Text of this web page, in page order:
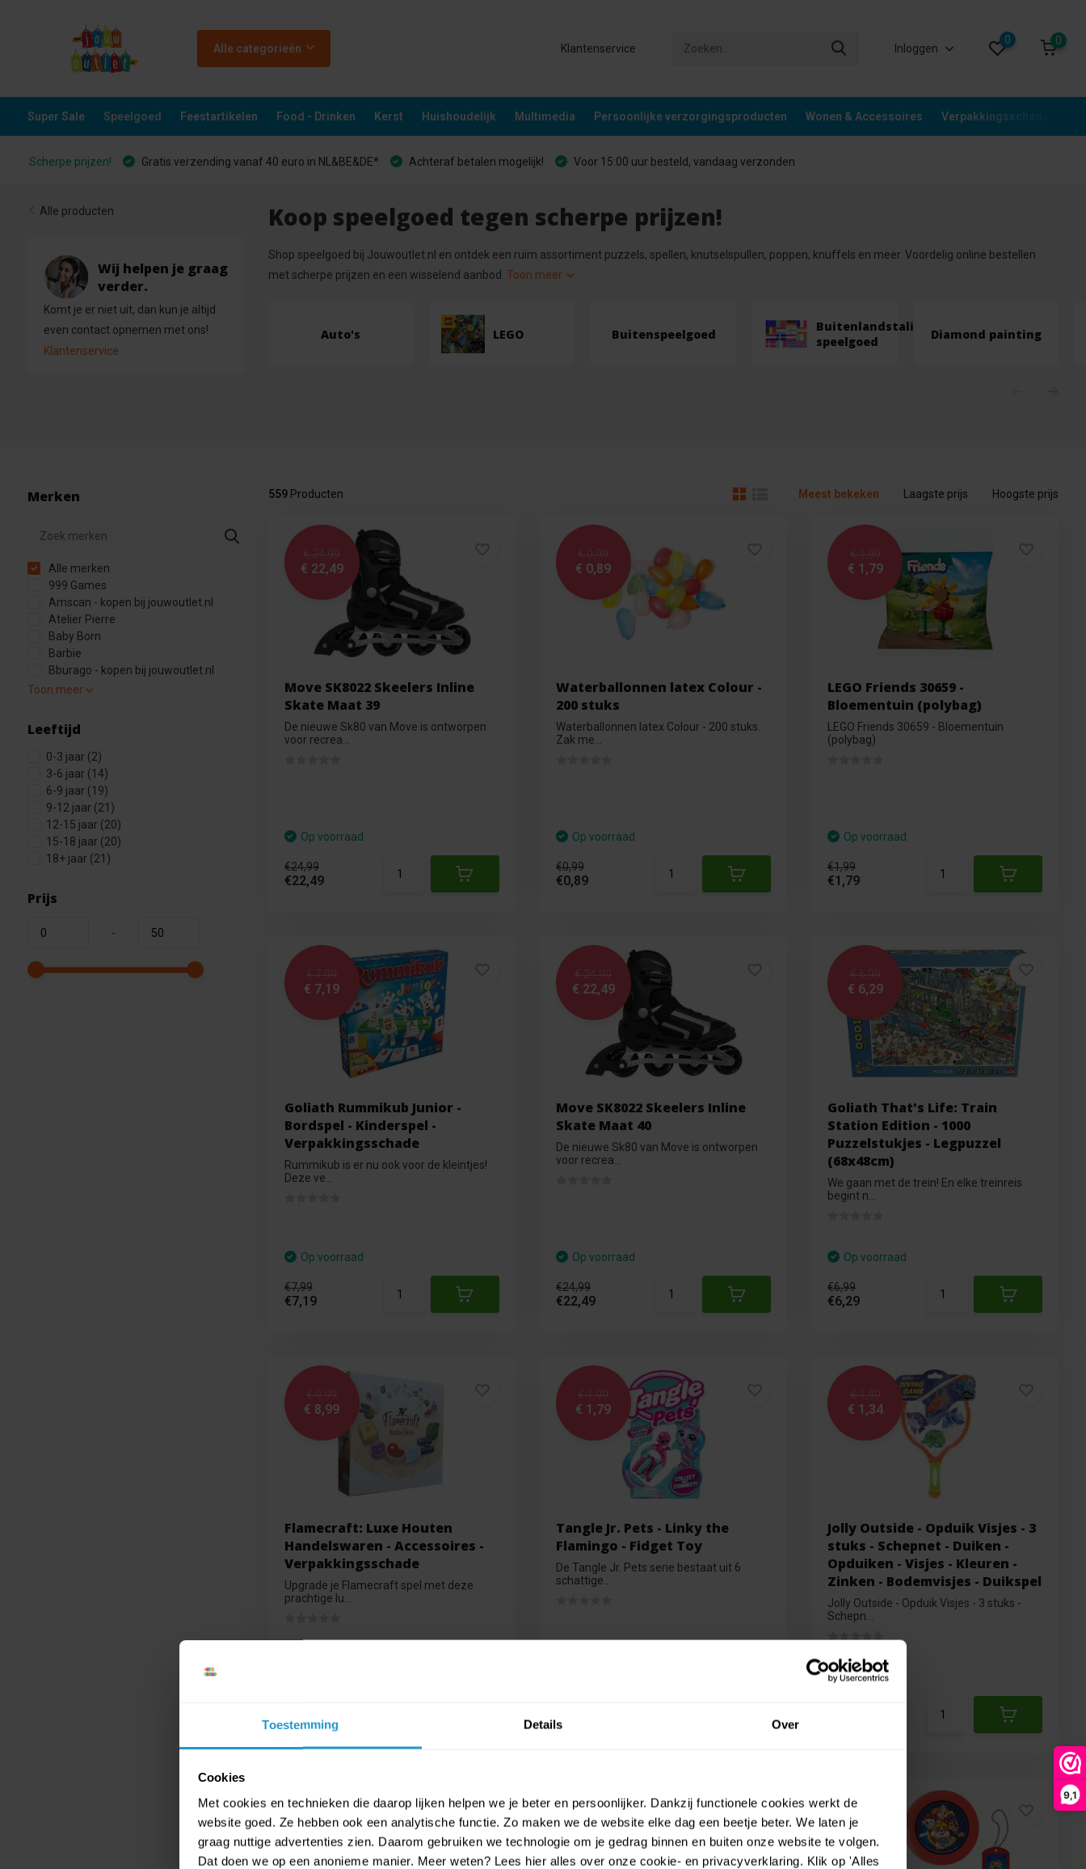
Toestemming Details Over
Cookies
Met cookies en technieken die daarop lijken helpen we je beter en persoonlijker. Dankzij functionele cookies werkt de
website goed. Ze hebben ook een analytische functie. Zo maken we de website elke dag een beetje beter. We laten je
graag nuttige advertenties zien. Daarom gebruiken we technologie om je gedrag binnen en buiten onze website te volgen.
Dat doen we op een anonieme manier. Meer weten? Lees hier alles over onze cookie- en privacyverklaring. Klik op 'Alles
9,1
Alle categorieën Klantenservice Inloggen
0 0
Super Sale Speelgoed Feestartikelen Food - Drinken Kerst Huishoudelijk Multimedia Persoonlijke verzorgingsproducten Wonen & Accessoires Verpakkingsschade
Scherpe prijzen! Gratis verzending vanaf 40 euro in NL&BE&DE* Achteraf betalen mogelijk! Voor 15:00 uur besteld, vandaag verzonden
Alle producten
Wij helpen je graag
verder.
Komt je er niet uit, dan kun je altijd
even contact opnemen met ons!
Klantenservice
Koop speelgoed tegen scherpe prijzen!
Shop speelgoed bij Jouwoutlet.nl en ontdek een ruim assortiment puzzels, spellen, knutselspullen, poppen, knuffels en meer. Voordelig online bestellen
met scherpe prijzen en een wisselend aanbod. Toon meer
Auto's LEGO Buitenspeelgoed
Buitenlandstalig
speelgoed
Diamond painting
Merken
Alle merken
999 Games
Amscan - kopen bij jouwoutlet.nl
Atelier Pierre
Baby Born
Barbie
Bburago - kopen bij jouwoutlet.nl
Toon meer
Leeftijd
0-3 jaar (2)
3-6 jaar (14)
6-9 jaar (19)
9-12 jaar (21)
12-15 jaar (20)
15-18 jaar (20)
18+ jaar (21)
Prijs
-
559Producten Meest bekeken Laagste prijs Hoogste prijs
€ 24,99
€ 22,49
Move SK8022 Skeelers Inline
Skate Maat 39
De nieuwe Sk80 van Move is ontworpen
voor recrea...
Op voorraad
€24,99
€22,49
€ 0,99
€ 0,89
Waterballonnen latex Colour -
200 stuks
Waterballonnen latex Colour - 200 stuks.
Zak me...
Op voorraad
€0,99
€0,89
€ 1,99
€ 1,79
LEGO Friends 30659 -
Bloementuin (polybag)
LEGO Friends 30659 - Bloementuin
(polybag)
Op voorraad
€1,99
€1,79
€ 7,99
€ 7,19
Goliath Rummikub Junior -
Bordspel - Kinderspel -
Verpakkingsschade
Rummikub is er nu ook voor de kleintjes!
Deze ve...
Op voorraad
€7,99
€7,19
€ 24,99
€ 22,49
Move SK8022 Skeelers Inline
Skate Maat 40
De nieuwe Sk80 van Move is ontworpen
voor recrea...
Op voorraad
€24,99
€22,49
€ 6,99
€ 6,29
Goliath That's Life: Train
Station Edition - 1000
Puzzelstukjes - Legpuzzel
(68x48cm)
We gaan met de trein! En elke treinreis
begint n...
Op voorraad
€6,99
€6,29
€ 9,99
€ 8,99
Flamecraft: Luxe Houten
Handelswaren - Accessoires -
Verpakkingsschade
Upgrade je Flamecraft spel met deze
prachtige lu...
€8,99
€ 1,99
€ 1,79
Tangle Jr. Pets - Linky the
Flamingo - Fidget Toy
De Tangle Jr. Pets serie bestaat uit 6
schattige...
€1,79
€ 1,49
€ 1,34
Jolly Outside - Opduik Visjes - 3
stuks - Schepnet - Duiken -
Opduiken - Visjes - Kleuren -
Zinken - Bodemvisjes - Duikspel
Jolly Outside - Opduik Visjes - 3 stuks -
Schepn...
Op voorraad
€ 0,99
€ 0,89
€ 24,99
€ 22,49
€ 0,89
€ 0,80